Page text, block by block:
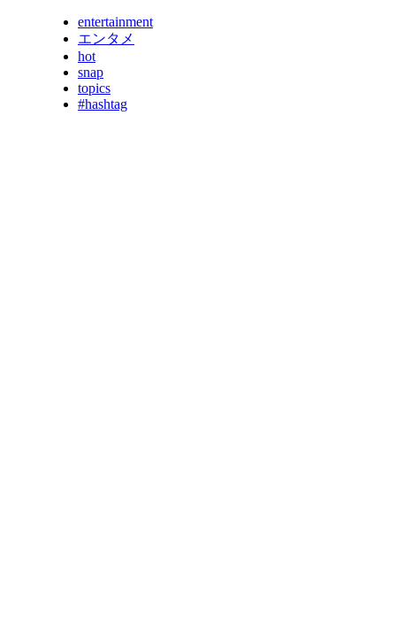
entertainment
エンタメ
hot
snap
topics
#hashtag